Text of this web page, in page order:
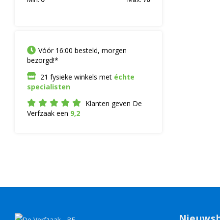
Vóór 16:00 besteld, morgen
bezorgd!*
21 fysieke winkels met échte
specialisten
Klanten geven De
Verfzaak een 9,2